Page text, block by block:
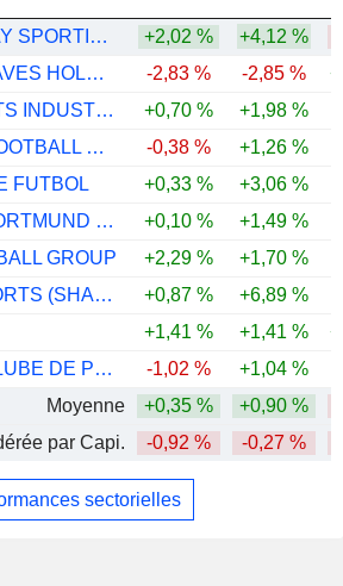
GALATASARAY SPORTIF SINAI VE TICARI YATIRIMLAR +2,02 % +4,12 %
ATLANTA BRAVES HOLDINGS, INC.
-2,83 % -2,85 %
CHINA SPORTS INDUSTRY GROUP CO., LTD.
+0,70 % +1,98 %
JUVENTUS FOOTBALL CLUB S.P.A.
-0,38 % +1,26 %
FUTBOL
+0,33 % +3,06 %
BORUSSIA DORTMUND GMBH
+0,10 % +1,49 %
GROUP
+2,29 % +1,70 %
LISHENG SPORTS (SHANGHAI) CO.,LTD
+0,87 % +6,89 %
+1,41 % +1,41 %
SPORTING CLUBE DE PORTUGAL-FUTEBOL
-1,02 % +1,04 %
Moyenne
+0,35 % +0,90 %
par Capi.
-0,92 % -0,27 %
sectorielles